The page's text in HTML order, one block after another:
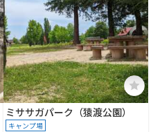
ミササガパーク（猿渡公園）
キャンプ場